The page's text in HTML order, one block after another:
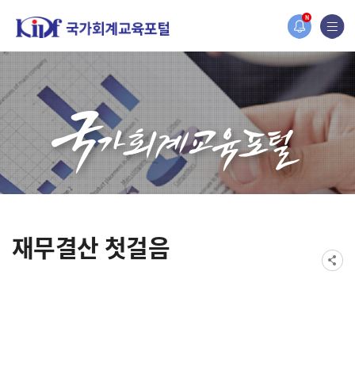
N
홈페이지가 새롭게 개편되었습니다.
한국조세재정연구원홈페이지가 새롭게 개설되었습니다.
재무결산 첫걸음